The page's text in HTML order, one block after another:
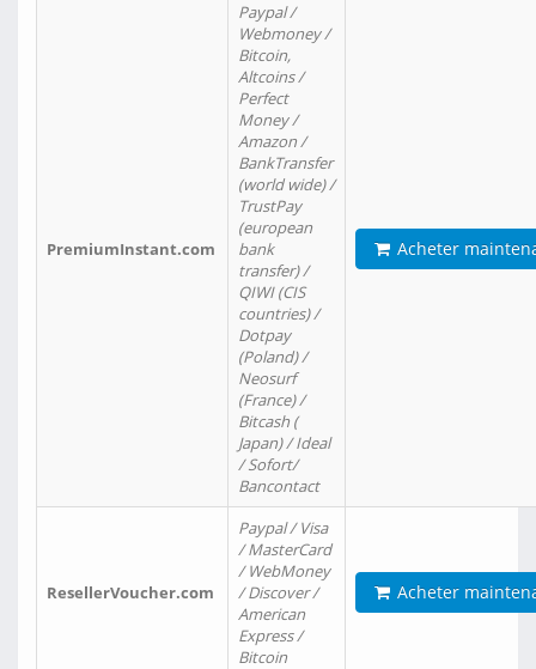
PremiumInstant.com
Paypal /
Webmoney /
Bitcoin,
Altcoins /
Perfect
Money /
Amazon /
BankTransfer
(world wide) /
TrustPay
(european
bank
transfer) /
QIWI (CIS
countries) /
Dotpay
(Poland) /
Neosurf
(France) /
Bitcash (
Japan) / Ideal
/ Sofort/
Bancontact
Acheter
ResellerVoucher.com
Paypal / Visa
/ MasterCard
/ WebMoney
/ Discover /
American
Express /
Bitcoin
Acheter